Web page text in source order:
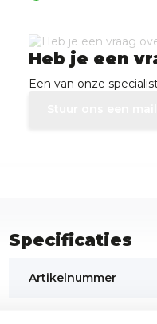
Heb je een
Een van onze
Specificaties
Artikelnummer